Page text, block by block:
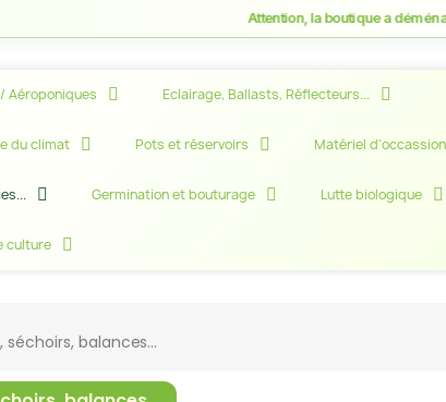
Attention, la boutique a déménagé !
Aéroponiques Eclairage, Ballasts, Réflecteurs...
du climat Pots et réservoirs Matériel d'occassion
Germination et bouturage Lutte biologique
culture
séchoirs, balances...